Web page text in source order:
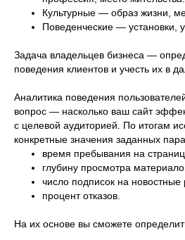
Культурные — образ жизни,
Поведенческие — установки,
Задача владельцев бизнеса —
поведения клиентов и учесть их в
Аналитика поведения
вопрос — насколько ваш сайт
с целевой аудиторией. По итогам
конкретные значения заданных
время пребывания на
глубину просмотра
число подписок на новостные
процент отказов.
На их основе вы сможете